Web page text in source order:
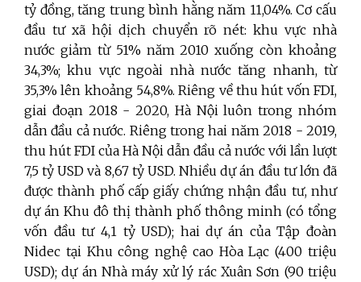
tỷ đồng, tăng trung bình hằng năm 11,04%. Cơ cấu
đầu tư xã hội dịch chuyển rõ nét: khu vực nhà
nước giảm từ 51% năm 2010 xuống còn khoảng
34,3%; khu vực ngoài nhà nước tăng nhanh, từ
35,3% lên khoảng 54,8%. Riêng về thu hút vốn FDI,
giai đoạn 2018 - 2020, Hà Nội luôn trong nhóm
dẫn đầu cả nước. Riêng trong hai năm 2018 - 2019,
thu hút FDI của Hà Nội dẫn đầu cả nước với lần lượt
7,5 tỷ USD và 8,67 tỷ USD. Nhiều dự án đầu tư lớn đã
được thành phố cấp giấy chứng nhận đầu tư, như
dự án Khu đô thị thành phố thông minh (có tổng
vốn đầu tư 4,1 tỷ USD); hai dự án của Tập đoàn
Nidec tại Khu công nghệ cao Hòa Lạc (400 triệu
USD); dự án Nhà máy xử lý rác Xuân Sơn (90 triệu